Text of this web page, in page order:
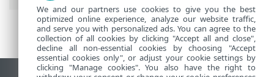
We and our partners use cookies to give you the best
optimized online experience, analyze our website traffic,
and serve you with personalized ads. You can agree to the
collection of all cookies by clicking "Accept all and close",
decline all non-essential cookies by choosing "Accept
essential cookies only", or adjust your cookie settings by
clicking "Manage cookies". You also have the right to